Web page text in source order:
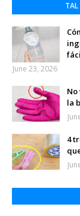
TAL
June 23, 2026
la
4